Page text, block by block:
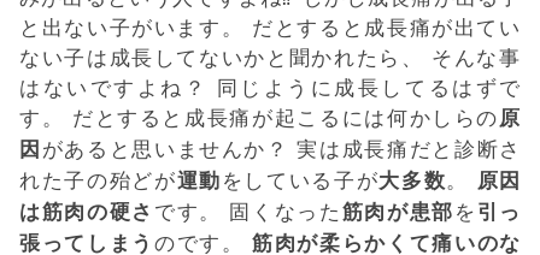
と出ない子がいます。 だとすると成長痛が出てい
ない子は成長してないかと聞かれたら、 そんな事
はないですよね？ 同じように成長してるはずで
す。 だとすると成長痛が起こるには何かしらの原
因があると思いませんか？ 実は成長痛だと診断さ
れた子の殆どが運動をしている子が大多数。 原因
は筋肉の硬さ です。 固くなった筋肉が患部を引っ
張ってしまう のです。筋肉が柔らかくて痛いのな